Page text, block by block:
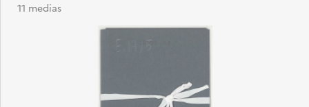
11 medias